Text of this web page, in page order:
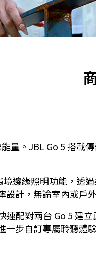
量。JBL Go 5 搭載
邊緣照明功能，透
計，無論室內或戶
配對兩台 Go 5 建
步自訂專屬聆聽體